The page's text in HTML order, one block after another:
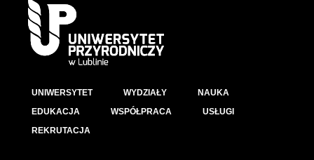
UNIWERSYTET WYDZIAŁY
NAUKA
EDUKACJA
WSPÓŁPRACA
USŁUGI
REKRUTACJA